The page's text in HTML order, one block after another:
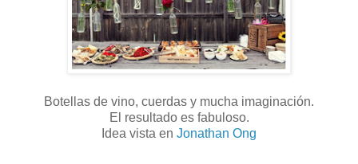
Botellas de vino, cuerdas y mucha imaginación.
El resultado es fabuloso.
Idea vista en Jonathan Ong